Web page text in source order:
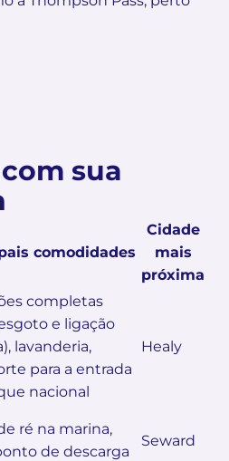
sua
comodidades
Cidade
mais
próxima
completas
e ligação
lavanderia,
para a entrada
nacional
Healy
ré na marina,
de descarga
Seward